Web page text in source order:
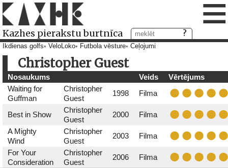
Kazhes pierakstu burtnīca ≡
Ikdienas golfs VeloLoko Futbola vēsture Ceļojumi
Christopher Guest
Nosaukums Veids
Vērtējums
Waiting for
Guffman
Christopher
Guest
1998 Filma
Best in Show
Christopher
Guest
2000
Filma
A Mighty
Wind
Christopher
Guest
2003
Filma
For Your
Consideration
Christopher
Guest
2006 Filma